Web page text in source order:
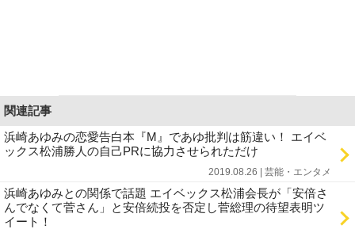
関連記事
浜崎あゆみの恋愛告白本『M』であゆ批判は筋違い！ エイベ
ックス松浦勝人の自己PRに協力させられただけ
2019.08.26 | 芸能・エンタメ
浜崎あゆみとの関係で話題 エイベックス松浦会長が「安倍さ
んでなくて菅さん」と安倍続投を否定し菅総理の待望表明ツ
イート！